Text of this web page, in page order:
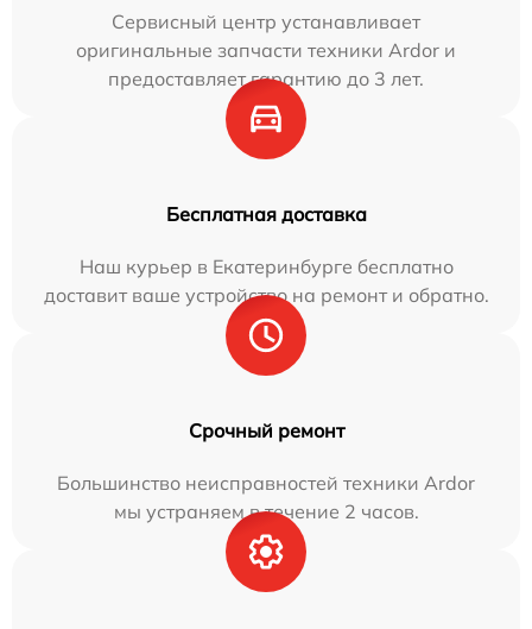
Сервисный центр устанавливает
оригинальные запчасти техники Ardor и
предоставляет гарантию до 3 лет.
Бесплатная доставка
Наш курьер в Екатеринбурге бесплатно
доставит ваше устройство на ремонт и обратно.
Срочный ремонт
Большинство неисправностей техники Ardor
мы устраняем в течение 2 часов.